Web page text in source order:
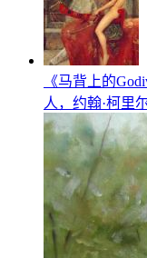
《马背上的
人，约翰·柯里